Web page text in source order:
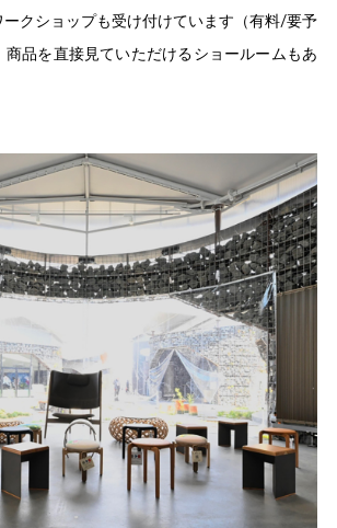
ークショップも受け付けています（有料/要予
商品を直接見ていただけるショールームもあ